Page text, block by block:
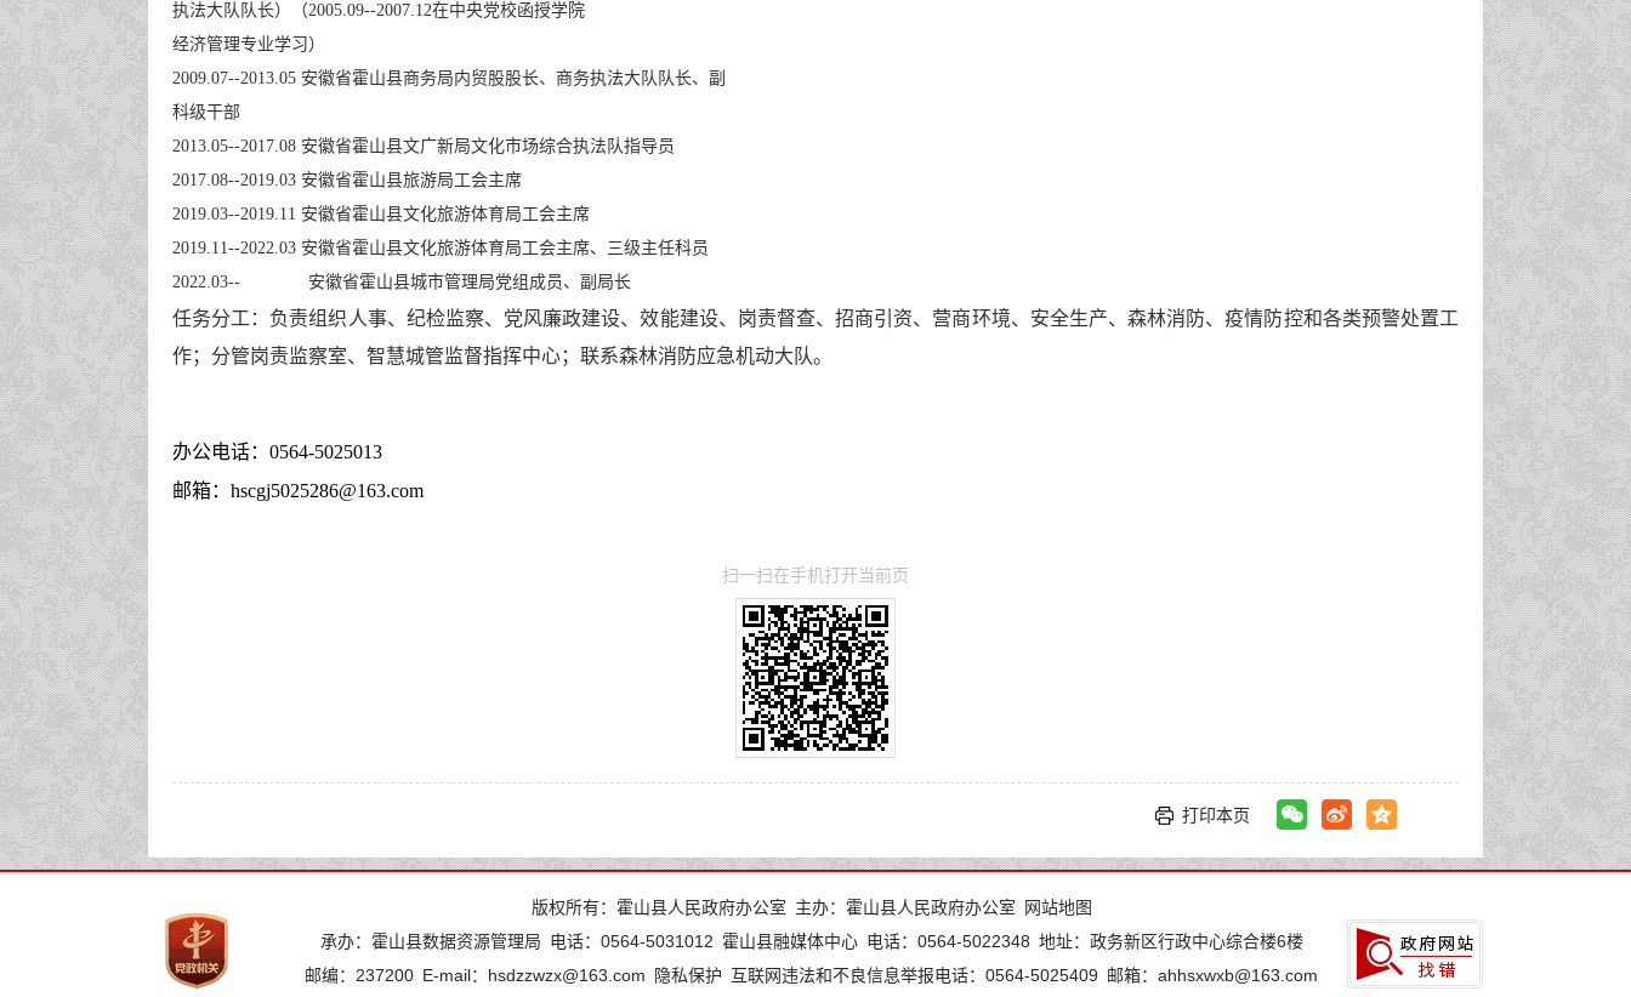
执法大队队长）（2005.09--2007.12在中央党校函授学院
经济管理专业学习）
2009.07--2013.05 安徽省霍山县商务局内贸股股长、商务执法大队队长、副
科级干部
2013.05--2017.08 安徽省霍山县文广新局文化市场综合执法队指导员
2017.08--2019.03 安徽省霍山县旅游局工会主席
2019.03--2019.11 安徽省霍山县文化旅游体育局工会主席
2019.11--2022.03 安徽省霍山县文化旅游体育局工会主席、三级主任科员
2022.03-- 安徽省霍山县城市管理局党组成员、副局长
任务分工 ： 负责组织人事、 纪检监察、党风廉政建设、效能建设、 岗责督查、招商引资、 营商环境、 安全生产、森林消防、疫情防控和各类预警处置工
作；分管岗责监察室、智慧城管监督指挥中心； 联系森林消防应急机动大队。
办公电话：0564-5025013
邮箱： hscgj5025286@163.com
扫一扫在手机打开当前页
打印本页
版权所有：霍山县人民政府办公室 主办：霍山县人民政府办公室
网站地图
承办：霍山县数据资源管理局 电话：0564-5031012 霍山县融媒体中心 电话：0564-5022348 地址：政务新区行政中心综合楼6楼
邮编：237200 E-mail：hsdzzwzx@163.com 隐私保护 互联网违法和不良信息举报电话：0564-5025409 邮箱：ahhsxwxb@163.com